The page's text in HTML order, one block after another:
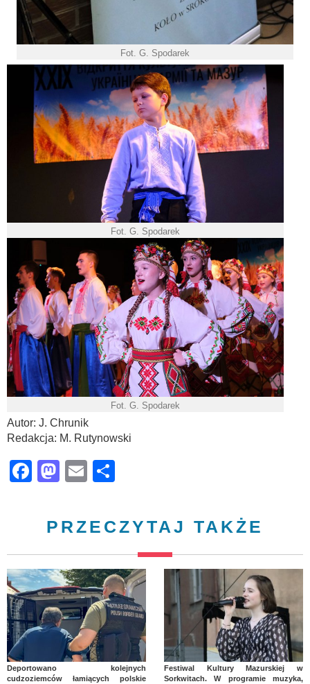
Fot. G. Spodarek
Fot. G. Spodarek
Fot. G. Spodarek
Autor: J. Chrunik
Redakcja: M. Rutynowski
Facebook
Mastodon
Email
PRZECZYTAJ TAKŻE
Deportowano kolejnych
cudzoziemców łamiących polskie
Festiwal Kultury Mazurskiej w
Sorkwitach. W programie muzyka,